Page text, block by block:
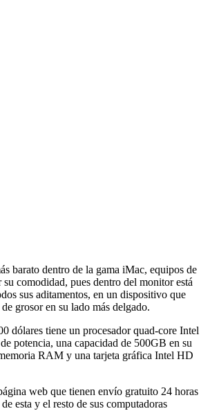
barato dentro de la gama iMac, equipos de
comodidad, pues dentro del monitor está
sus aditamentos, en un dispositivo que
grosor en su lado más delgado.
dólares tiene un procesador quad-core Intel
potencia, una capacidad de 500GB en su
RAM y una tarjeta gráfica Intel HD
web que tienen envío gratuito 24 horas
esta y el resto de sus computadoras